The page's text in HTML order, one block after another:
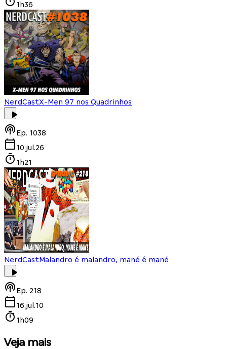
1h36
NerdCastX-Men 97 nos Quadrinhos
Ep. 1038
10.jul.26
1h21
NerdCastMalandro é malandro, mané é mané
Ep. 218
16.jul.10
1h09
Veja mais